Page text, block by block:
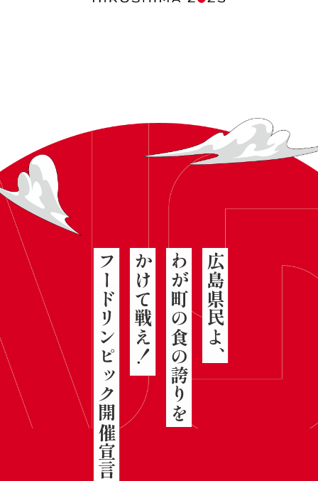
広島県民よ、
わが町の食の誇りを
かけて戦え！
フードリンピック開催宣言